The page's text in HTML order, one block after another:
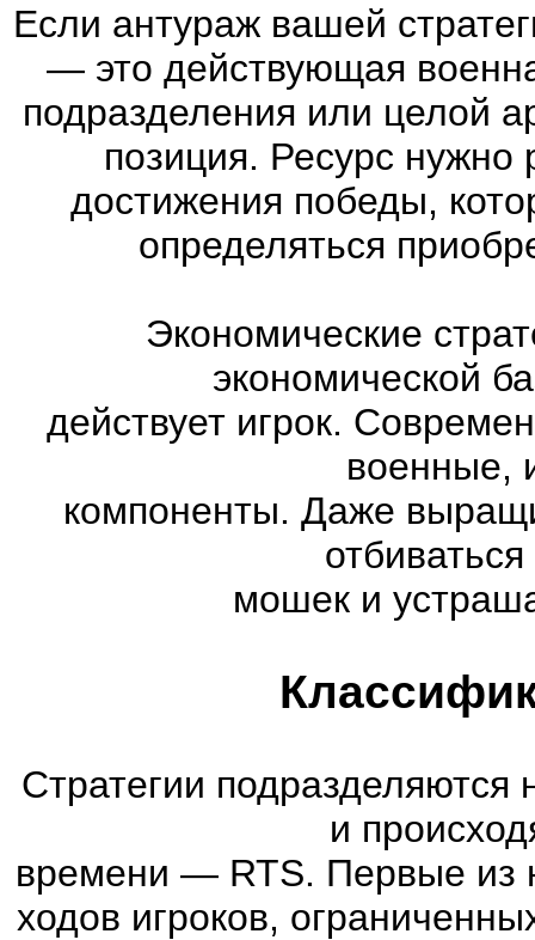
Если антураж вашей
—это действующая
подразделения или целой
позиция. Ресурс нужно
достижения победы,
определяться
Экономические
экономической
действует игрок.
военные,
компоненты. Даже
мошек и
Стратегии
и
времени — RTS. Первые из
ходов игроков,